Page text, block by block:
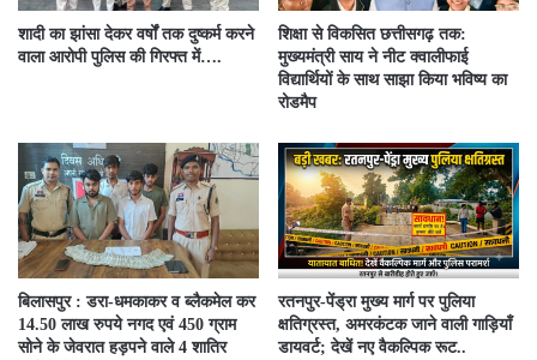
शादी का झांसा देकर वर्षों तक दुष्कर्म करने
वाला आरोपी पुलिस की गिरफ्त में….
शिक्षा से विकसित छत्तीसगढ़ तक:
मुख्यमंत्री साय ने नीट क्वालीफाई
विद्यार्थियों के साथ साझा किया भविष्य का
रोडमैप
बिलासपुर : डरा-धमकाकर व ब्लैकमेल कर
14.50 लाख रुपये नगद एवं 450 ग्राम
सोने के जेवरात हड़पने वाले 4 शातिर
रतनपुर-पेंड्रा मुख्य मार्ग पर पुलिया
क्षतिग्रस्त, अमरकंटक जाने वाली गाड़ियाँ
डायवर्ट; देखें नए वैकल्पिक रूट..